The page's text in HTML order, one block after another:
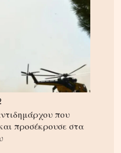
που
προσέκρουσε στα